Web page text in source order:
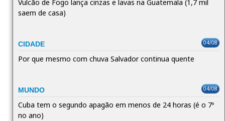
Vulcão de Fogo lança cinzas e lavas na Guatemala (1,7 mil
saem de casa)
CIDADE 04/08
Por que mesmo com chuva Salvador continua quente
MUNDO 04/08
Cuba tem o segundo apagão em menos de 24 horas (é o 7º
no ano)